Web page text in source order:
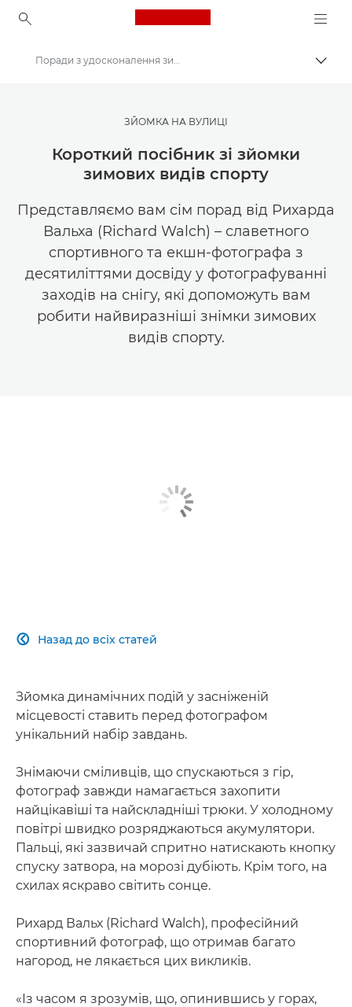
Canon Logo, back to
Ресурси для натхнення | Поради щодо фотографування і друку та рекомендації для покупців
Фотографування та друк: поради та методи
Поради з удосконалення зимової фотографії
ЗЙОМКА НА ВУЛИЦІ
Короткий посібник зі зйомки
зимових видів спорту
Представляємо вам сім порад від Рихарда
Вальха (Richard Walch) – славетного
спортивного та екшн-фотографа з
десятиліттями досвіду у фотографуванні
заходів на снігу, які допоможуть вам
робити найвиразніші знімки зимових
видів спорту.
Назад до всіх статей

Зйомка динамічних подій у засніженій
місцевості ставить перед фотографом
унікальний набір завдань.
Знімаючи сміливців, що спускаються з гір,
фотограф завжди намагається захопити
найцікавіші та найскладніші трюки. У холодному
повітрі швидко розряджаються акумулятори.
Пальці, які зазвичай спритно натискають кнопку
спуску затвора, на морозі дубіють. Крім того, на
схилах яскраво світить сонце.
Рихард Вальх (Richard Walch), професійний
спортивний фотограф, що отримав багато
нагород, не лякається цих викликів.
«Із часом я зрозумів, що, опинившись у горах,